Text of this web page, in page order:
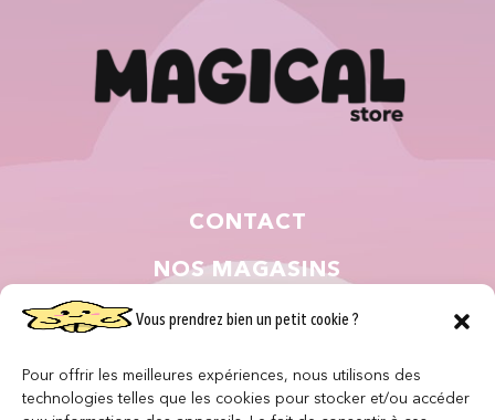
Vous prendrez bien un petit cookie ?
Pour offrir les meilleures expériences, nous utilisons des
technologies telles que les cookies pour stocker et/ou accéder
CONTACT
NOS MAGASINS
QUI SOMMES NOUS ?
NOUS REJOINDRE
F.A.Q